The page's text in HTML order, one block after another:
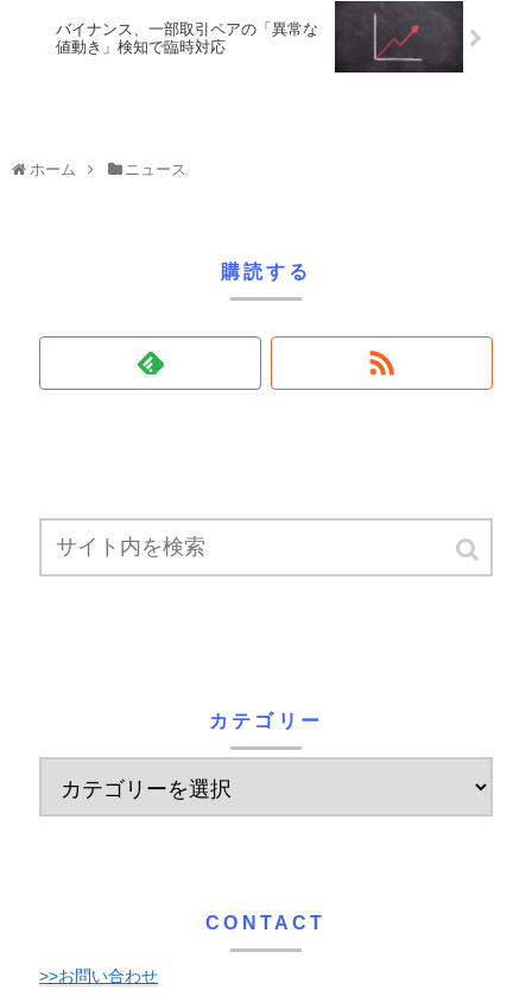
バイナンス、一部取引ペアの「異常な
値動き」検知で臨時対応
ホーム ニュース
購読する
カテゴリー
CONTACT
>>お問い合わせ